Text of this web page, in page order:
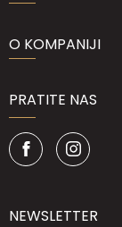
O KOMPANIJI
PRATITE NAS
NEWSLETTER